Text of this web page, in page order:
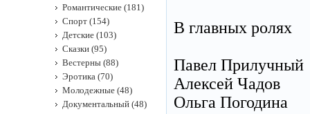
В главных ролях
Павел Прилучный
Алексей Чадов
Ольга Погодина
Романтические (181)
Спорт (154)
Детские (103)
Сказки (95)
Вестерны (88)
Эротика (70)
Молодежные (48)
Документальный (48)